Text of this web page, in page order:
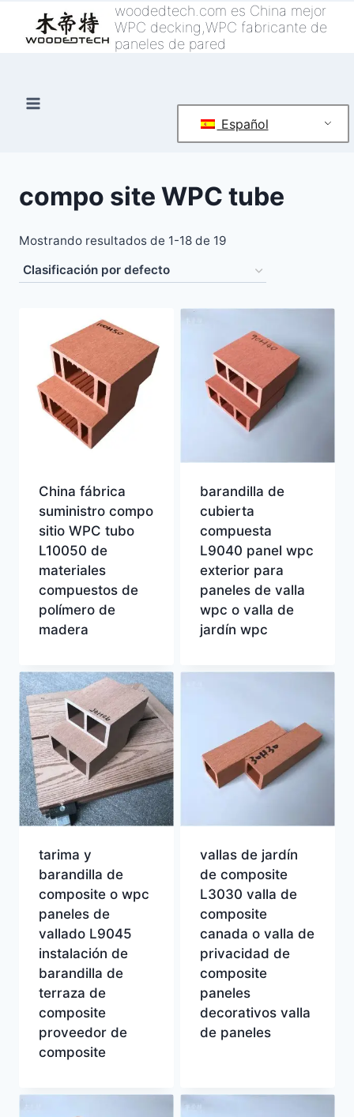
woodedtech.com es China mejor
WPC decking,WPC fabricante de
paneles de pared
Español
compo site WPC tube
Mostrando resultados de 1-18 de 19
China fábrica
suministro compo
sitio WPC tubo
L10050 de
materiales
compuestos de
polímero de
madera
barandilla de
cubierta
compuesta
L9040 panel wpc
exterior para
paneles de valla
wpc o valla de
jardín wpc
tarima y
barandilla de
composite o wpc
paneles de
vallado L9045
instalación de
barandilla de
terraza de
composite
proveedor de
composite
vallas de jardín
de composite
L3030 valla de
composite
canada o valla de
privacidad de
composite
paneles
decorativos valla
de paneles